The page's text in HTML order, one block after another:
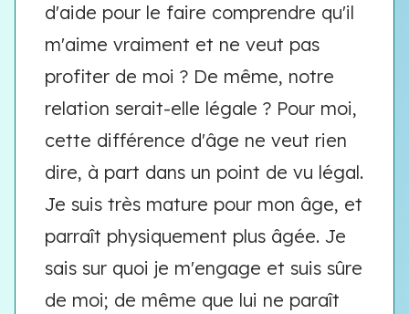
d'aide pour le faire comprendre qu'il
m'aime vraiment et ne veut pas
profiter de moi ? De même, notre
relation serait-elle légale ? Pour moi,
cette différence d'âge ne veut rien
dire, à part dans un point de vu légal.
Je suis très mature pour mon âge, et
parraît physiquement plus âgée. Je
sais sur quoi je m'engage et suis sûre
de moi; de même que lui ne paraît